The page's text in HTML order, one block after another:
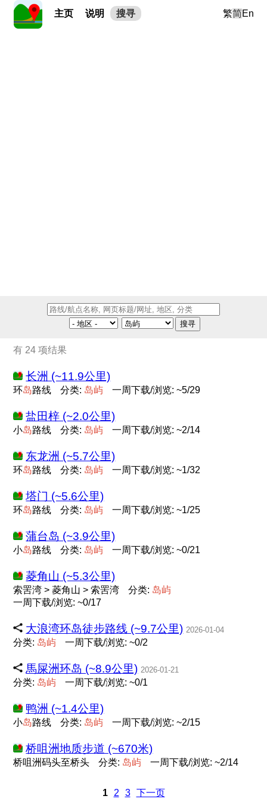
主页 说明 搜寻 繁简En
搜寻
有 24 项结果
长洲 (~11.9公里)
环岛路线 分类: 岛屿 一周下载/浏览: ~5/29
盐田梓 (~2.0公里)
小岛路线 分类: 岛屿 一周下载/浏览: ~2/14
东龙洲 (~5.7公里)
环岛路线 分类: 岛屿 一周下载/浏览: ~1/32
塔门 (~5.6公里)
环岛路线 分类: 岛屿 一周下载/浏览: ~1/25
蒲台岛 (~3.9公里)
小岛路线 分类: 岛屿 一周下载/浏览: ~0/21
菱角山 (~5.3公里)
索罟湾 > 菱角山 > 索罟湾 分类: 岛屿
一周下载/浏览: ~0/17
大浪湾环岛徒步路线 (~9.7公里) 2026-01-04
分类: 岛屿 一周下载/浏览: ~0/2
馬屎洲环岛 (~8.9公里) 2026-01-21
分类: 岛屿 一周下载/浏览: ~0/1
鸭洲 (~1.4公里)
小岛路线 分类: 岛屿 一周下载/浏览: ~2/15
桥咀洲地质步道 (~670米)
桥咀洲码头至桥头 分类: 岛屿 一周下载/浏览: ~2/14
1 2 3 下一页